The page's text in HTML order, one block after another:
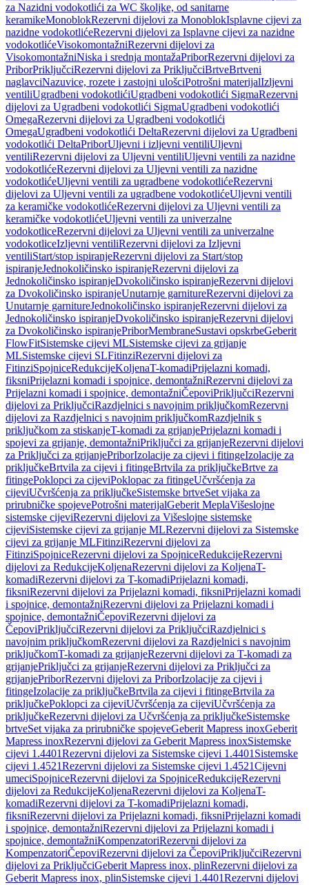
za Nazidni vodokotlići za WC školjke, od sanitarne
keramikeMonoblokRezervni dijelovi za MonoblokIsplavne cijevi za
nazidne vodokotlićeRezervni dijelovi za Isplavne cijevi za nazidne
vodokotlićeVisokomontažniRezervni dijelovi za
VisokomontažniNiska i srednja montažaPriborRezervni dijelovi za
PriborPriključciRezervni dijelovi za PriključciBrtveBrtveni
naglavciNazuvice, rozete i zastojni ulošciPotrošni materijalIzljevni
ventiliUgradbeni vodokotlićiUgradbeni vodokotlići SigmaRezervni
dijelovi za Ugradbeni vodokotlići SigmaUgradbeni vodokotlići
OmegaRezervni dijelovi za Ugradbeni vodokotlići
OmegaUgradbeni vodokotlići DeltaRezervni dijelovi za Ugradbeni
vodokotlići DeltaPriborUljevni i izljevni ventiliUljevni
ventiliRezervni dijelovi za Uljevni ventiliUljevni ventili za nazidne
vodokotlićeRezervni dijelovi za Uljevni ventili za nazidne
vodokotlićeUljevni ventili za ugradbene vodokotlićeRezervni
dijelovi za Uljevni ventili za ugradbene vodokotlićeUljevni ventili
za keramičke vodokotlićeRezervni dijelovi za Uljevni ventili za
keramičke vodokotlićeUljevni ventili za univerzalne
vodokotliceRezervni dijelovi za Uljevni ventili za univerzalne
vodokotliceIzljevni ventiliRezervni dijelovi za Izljevni
ventiliStart/stop ispiranjeRezervni dijelovi za Start/stop
ispiranjeJednokoličinsko ispiranjeRezervni dijelovi za
Jednokoličinsko ispiranjeDvokoličinsko ispiranjeRezervni dijelovi
za Dvokoličinsko ispiranjeUnutarnje garnitureRezervni dijelovi za
Unutarnje garnitureJednokoličinsko ispiranjeRezervni dijelovi za
Jednokoličinsko ispiranjeDvokoličinsko ispiranjeRezervni dijelovi
za Dvokoličinsko ispiranjePriborMembraneSustavi opskrbeGeberit
FlowFitSistemske cijevi MLSistemske cijevi za grijanje
MLSistemske cijevi SLFitinziRezervni dijelovi za
FitinziSpojniceRedukcijeKoljenaT-komadiPrijelazni komadi,
fiksniPrijelazni komadi i spojnice, demontažniRezervni dijelovi za
Prijelazni komadi i spojnice, demontažniČepoviPriključciRezervni
dijelovi za PriključciRazdjelnici s navojnim priključkomRezervni
dijelovi za Razdjelnici s navojnim priključkomRazdjelnik s
priključkom za stiskanjeT-komadi za grijanjePrijelazni komadi i
spojevi za grijanje, demontažniPriključci za grijanjeRezervni dijelovi
za Priključci za grijanjePriborIzolacije za cijevi i fitingeIzolacije za
priključkeBrtvila za cijevi i fitingeBrtvila za priključkeBrtve za
fitingePoklopci za cijeviPoklopac za fitingeUčvršćenja za
cijeviUčvršćenja za priključkeSistemske brtveSet vijaka za
prirubničke spojevePotrošni materijalGeberit MeplaVišeslojne
sistemske cijeviRezervni dijelovi za Višeslojne sistemske
cijeviSistemske cijevi za grijanje MLRezervni dijelovi za Sistemske
cijevi za grijanje MLFitinziRezervni dijelovi za
FitinziSpojniceRezervni dijelovi za SpojniceRedukcijeRezervni
dijelovi za RedukcijeKoljenaRezervni dijelovi za KoljenaT-
komadiRezervni dijelovi za T-komadiPrijelazni komadi,
fiksniRezervni dijelovi za Prijelazni komadi, fiksniPrijelazni komadi
i spojnice, demontažniRezervni dijelovi za Prijelazni komadi i
spojnice, demontažniČepoviRezervni dijelovi za
ČepoviPriključciRezervni dijelovi za PriključciRazdjelnici s
navojnim priključkomRezervni dijelovi za Razdjelnici s navojnim
priključkomT-komadi za grijanjeRezervni dijelovi za T-komadi za
grijanjePriključci za grijanjeRezervni dijelovi za Priključci za
grijanjePriborRezervni dijelovi za PriborIzolacije za cijevi i
fitingeIzolacije za priključkeBrtvila za cijevi i fitingeBrtvila za
priključkePoklopci za cijeviUčvršćenja za cijeviUčvršćenja za
priključkeRezervni dijelovi za Učvršćenja za priključkeSistemske
brtveSet vijaka za prirubničke spojeveGeberit Mapress inoxGeberit
Mapress inoxRezervni dijelovi za Geberit Mapress inoxSistemske
cijevi 1.4401Rezervni dijelovi za Sistemske cijevi 1.4401 Sistemske
cijevi 1.4521Rezervni dijelovi za Sistemske cijevi 1.4521Cijevni
umeciSpojniceRezervni dijelovi za SpojniceRedukcijeRezervni
dijelovi za RedukcijeKoljenaRezervni dijelovi za KoljenaT-
komadiRezervni dijelovi za T-komadiPrijelazni komadi,
fiksniRezervni dijelovi za Prijelazni komadi, fiksniPrijelazni komadi
i spojnice, demontažniRezervni dijelovi za Prijelazni komadi i
spojnice, demontažniKompenzatoriRezervni dijelovi za
KompenzatoriČepoviRezervni dijelovi za ČepoviPriključciRezervni
dijelovi za PriključciGeberit Mapress inox, plinRezervni dijelovi za
Geberit Mapress inox, plinSistemske cijevi 1.4401Rezervni dijelovi